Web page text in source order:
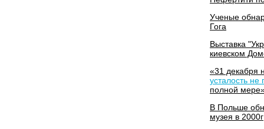
Ученые
Гога
Выставка
киевском
«31 декабря
усталость не
полной
В Польше
музея в 2000г